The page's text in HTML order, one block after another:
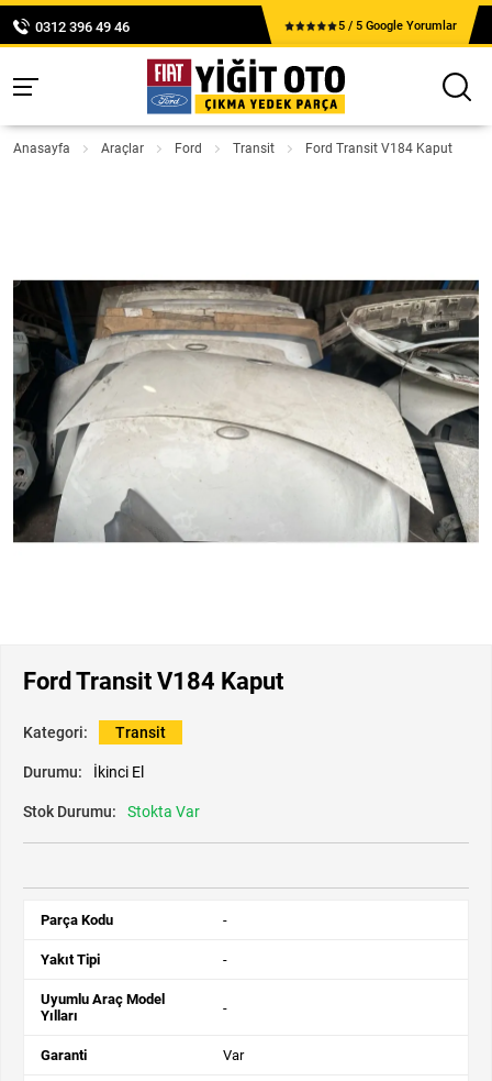
0312 396 49 46 5 / 5 Google Yorumlar
Anasayfa Araçlar Ford Transit Ford Transit V184 Kaput
Ford Transit V184 Kaput
Kategori: Transit
Durumu: İkinci El
Stok Durumu: Stokta Var
Parça Kodu -
Yakıt Tipi -
Uyumlu Araç Model
Yılları
-
Garanti Var